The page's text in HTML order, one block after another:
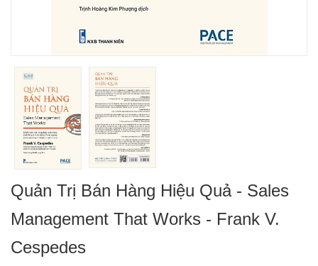
Quản Trị Bán Hàng Hiệu Quả - Sales
Management That Works - Frank V.
Cespedes